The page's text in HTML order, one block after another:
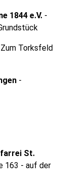
1844 e.V. -
Torksfeld
-
St.
163 - auf der